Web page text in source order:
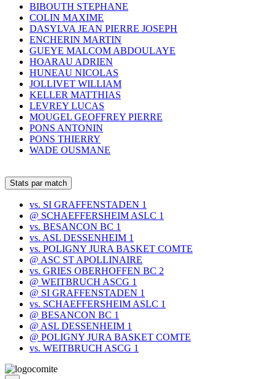
BIBOUTH STEPHANE
COLIN MAXIME
DASYLVA JEAN PIERRE JOSEPH
ENCHERIN MARTIN
GUEYE MALCOM ABDOULAYE
HOARAU ADRIEN
HUNEAU NICOLAS
JOLLIVET WILLIAM
KELLER MATTHIAS
LEVREY LUCAS
MOUGEL GEOFFREY PIERRE
PONS ANTONIN
PONS THIERRY
WADE OUSMANE
Stats par match
vs. SI GRAFFENSTADEN 1
@ SCHAEFFERSHEIM ASLC 1
vs. BESANCON BC 1
vs. ASL DESSENHEIM 1
vs. POLIGNY JURA BASKET COMTE
@ ASC ST APOLLINAIRE
vs. GRIES OBERHOFFEN BC 2
@ WEITBRUCH ASCG 1
@ SI GRAFFENSTADEN 1
vs. SCHAEFFERSHEIM ASLC 1
@ BESANCON BC 1
@ ASL DESSENHEIM 1
@ POLIGNY JURA BASKET COMTE
vs. WEITBRUCH ASCG 1